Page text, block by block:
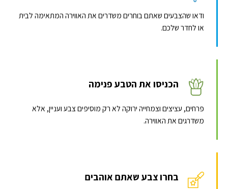
ודאו שהצבעים שאתם בוחרים משדרים את האווירה המתאימה לבית
או לחדר שלכם.
הכניסו את הטבע פנימה
פרחים, עציצים וצמחייה ירוקה לא רק מוסיפים צבע ועניין, אלא
משדרגים את האווירה.
בחרו צבע שאתם אוהבים